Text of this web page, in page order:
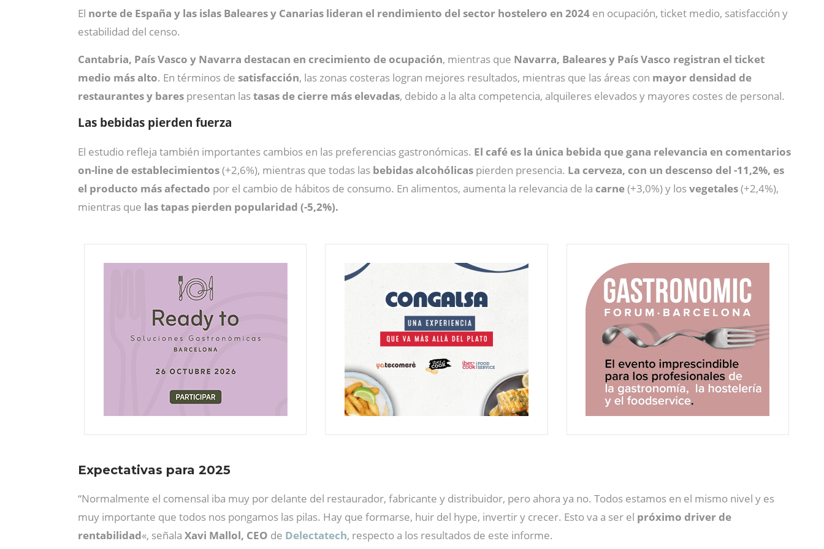
El norte de España y las islas Baleares y Canarias lideran el rendimiento del sector hostelero en 2024 en ocupación, ticket medio, satisfacción y
estabilidad del censo.
Cantabria, País Vasco y Navarra destacan en crecimiento de ocupación, mientras que Navarra, Baleares y País Vasco registran el ticket
medio más alto. En términos de satisfacción, las zonas costeras logran mejores resultados, mientras que las áreas con mayor densidad de
restaurantes y bares presentan lastasas de cierre más elevadas, debido a la alta competencia, alquileres elevados y mayores costes de personal.
Las bebidas pierden fuerza
El estudio refleja también importantes cambios en las preferencias gastronómicas. El café es la única bebida que gana relevancia en comentarios
on-line de establecimientos(+2,6%), mientras que todas las bebidas alcohólicas pierden presencia. La cerveza, con un descenso del -11,2%, es
el producto más afectado por el cambio de hábitos de consumo. En alimentos, aumenta la relevancia de la carne(+3,0%) y losvegetales(+2,4%),
mientras que las tapas pierden popularidad (-5,2%).
Expectativas para 2025
“Normalmente el comensal iba muy por delante del restaurador, fabricante y distribuidor, pero ahora ya no. Todos estamos en el mismo nivel y es
muy importante que todos nos pongamos las pilas. Hay que formarse, huir del hype, invertir y crecer. Esto va a ser el próximo driver de
rentabilidad«, señala Xavi Mallol, CEO de Delectatech, respecto a los resultados de este informe.